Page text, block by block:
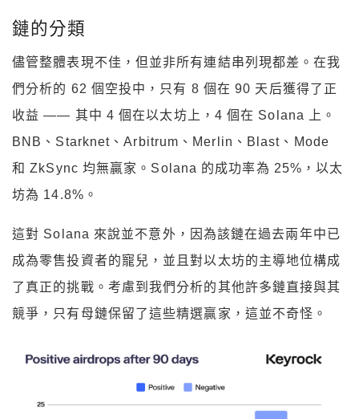
鏈的分類
儘管整體表現不佳，但並非所有連結串列現都差。在我
們分析的 62 個空投中，只有 8 個在 90 天后獲得了正
收益 —— 其中 4 個在以太坊上，4 個在 Solana 上。
BNB、Starknet、Arbitrum、Merlin、Blast、Mode
和 ZkSync 均無贏家。Solana 的成功率為 25%，以太
坊為 14.8%。
這對 Solana 來說並不意外，因為該鏈在過去兩年中已
成為零售投資者的寵兒，並且對以太坊的主導地位構成
了真正的挑戰。考慮到我們分析的其他許多鏈直接與其
競爭，只有母鏈保留了這些精選贏家，這並不奇怪。